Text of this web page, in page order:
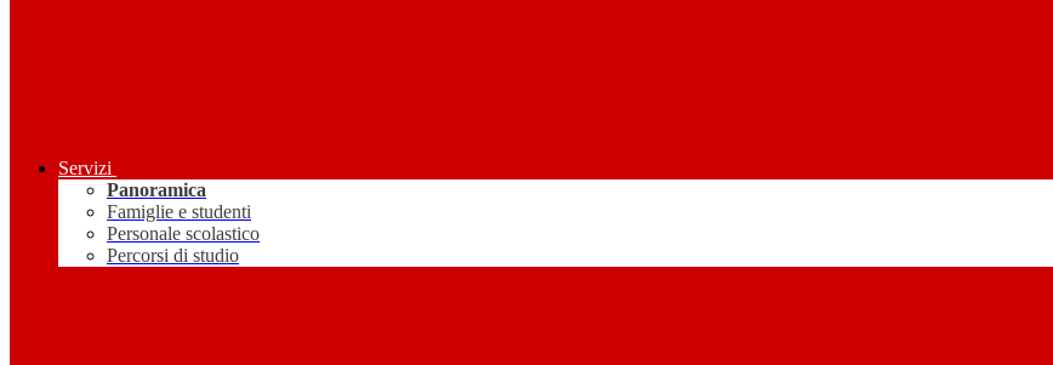
Servizi
Panoramica
Famiglie e studenti
Personale scolastico
Percorsi di studio